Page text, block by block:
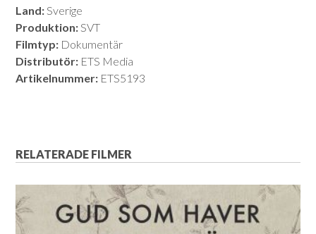
Land:Sverige
Produktion:SVT
Filmtyp: Dokumentär
Distributör: ETS Media
Artikelnummer: ETS5193
RELATERADE FILMER